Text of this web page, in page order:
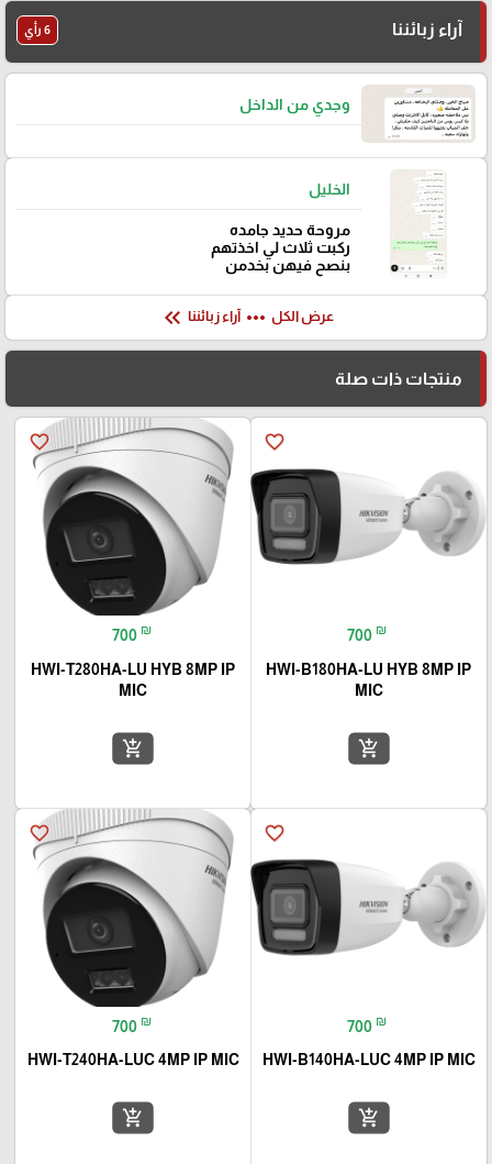
آراء زبائننا 6 رأي
وجدي من الداخل
الخليل
مروحة حديد جامده
ركبت ثلاث لي اخذتهم
بنصح فيهن بخدمن
عرض الكل more_horiz آراء زبائننا keyboard_double_arrow_left
منتجات ذات صلة
favorite_border
700 ₪
HWI-B180HA-LU HYB 8MP IP
MIC
add_shopping_cart
favorite_border
700 ₪
HWI-T280HA-LU HYB 8MP IP
MIC
add_shopping_cart
favorite_border
700 ₪
HWI-B140HA-LUC 4MP IP MIC
add_shopping_cart
favorite_border
700 ₪
HWI-T240HA-LUC 4MP IP MIC
add_shopping_cart